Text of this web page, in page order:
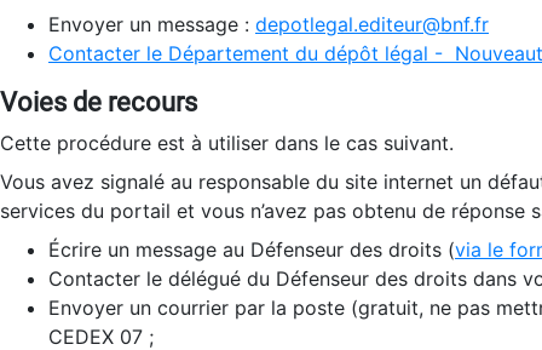
Envoyer un message : depotlegal.editeur@bnf.fr
Contacter le Département du dépôt légal -
Voies de recours
Cette procédure est à utiliser dans le cas suivant.
Vous avez signalé au responsable du site internet un
services du portail et vous n’avez pas obtenu de réponse
Écrire un message au Défenseur des droits (via le
Contacter le délégué du Défenseur des droits dans
Envoyer un courrier par la poste (gratuit, ne pas
CEDEX 07 ;